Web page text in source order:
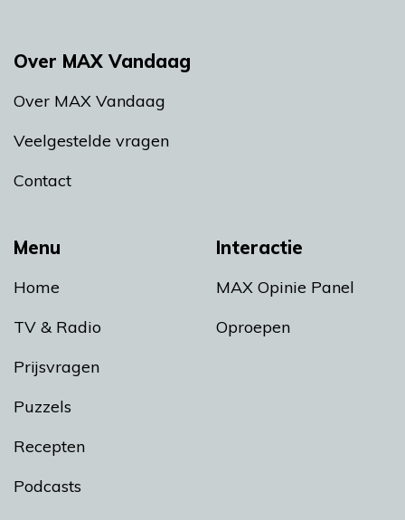
Menu
Home
TV & Radio
Prijsvragen
Puzzels
Recepten
Podcasts
Interactie
MAX Opinie Panel
Oproepen
Over MAX Vandaag
Over MAX Vandaag
Veelgestelde vragen
Contact